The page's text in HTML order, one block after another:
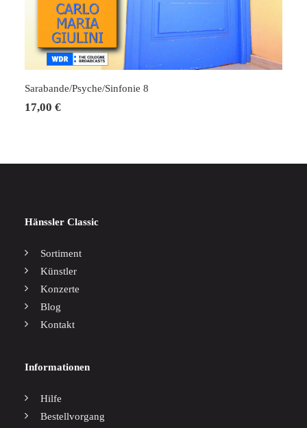
IN DEN WARENKORB
Sarabande/Psyche/Sinfonie 8
17,00 €
Hänssler Classic
Sortiment
Künstler
Konzerte
Blog
Kontakt
Informationen
Hilfe
Bestellvorgang